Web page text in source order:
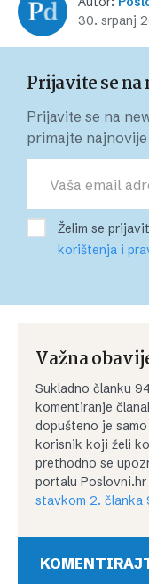
30. srpanj
Prijavite se
Prijavite se na
primajte
Želim se
korištenja i
Važna
Sukladno članku
komentiranje
dopušteno je
korisnik koji želi
prethodno se
portalu
stavkom 2. članka